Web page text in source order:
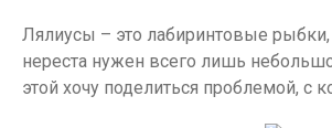
Лялиусы – это лабиринтовые
нереста нужен всего лишь
этой хочу поделиться проблемой, с